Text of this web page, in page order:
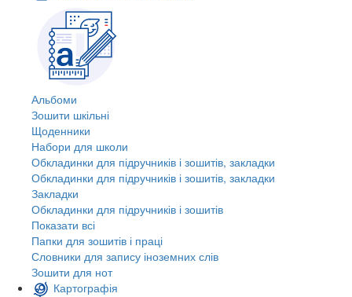
Альбоми
Зошити шкільні
Щоденники
Набори для школи
Обкладинки для підручників і зошитів, закладки
Обкладинки для підручників і зошитів, закладки
Закладки
Обкладинки для підручників і зошитів
Показати всі
Папки для зошитів і праці
Словники для запису іноземних слів
Зошити для нот
Картографія